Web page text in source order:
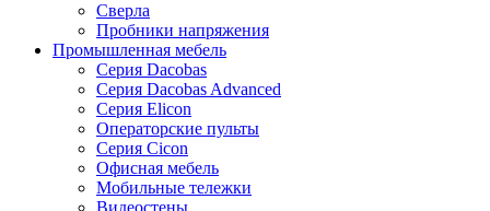
Сверла
Пробники напряжения
Промышленная мебель
Серия Dacobas
Серия Dacobas Advanced
Серия Elicon
Операторские пульты
Серия Cicon
Офисная мебель
Мобильные тележки
Видеостены